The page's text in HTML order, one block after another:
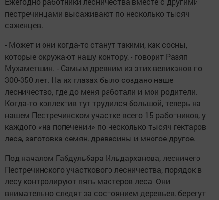
пестречинцами высаживают по несколько тысяч
саженцев.
- Может и они когда-то станут такими, как сосны,
которые окружают нашу контору, - говорит Разяп
Мухаметшин. - Самым древним из этих великанов по
300-350 лет. На их глазах было создано наше
лесничество, где до меня работали и мои родители.
Когда-то коллектив тут трудился большой, теперь на
нашем Пестречинском участке всего 15 работников, у
каждого «на попечении» по несколько тысяч гектаров
леса, заготовка семян, древесины и многое другое.
Под началом Габдульбара Ильдарханова, лесничего
Пестречинского участкового лесничества, порядок в
лесу контролируют пять мастеров леса. Они
внимательно следят за состоянием деревьев, берегут